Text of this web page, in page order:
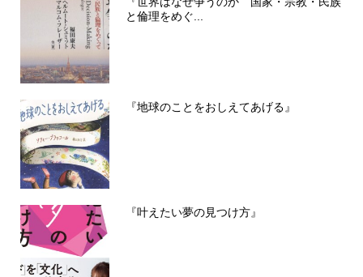
と倫理をめぐ...
『地球のことをおしえてあげる』
『叶えたい夢の見つけ方』